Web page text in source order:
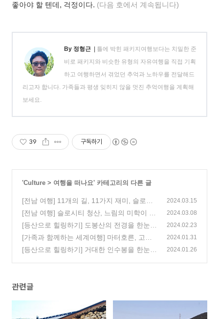
좋아야 할 텐데, 걱정이다. (다음 호에서 계속됩니다)
By 정형근 | 틀에 박힌 패키지여행보다는 치밀한 준
비로 패키지와 비슷한 유형의 자유여행을 직접 기획
하고 여행하면서 겪었던 추억과 노하우를 전달해드
리고자 합니다. 가족들과 평생 잊히지 않을 멋진 추억여행을 계획해
보세요.
39 구독하기
'Culture > 여행을 떠나요' 카테고리의 다른 글
[전남 여행] 11개의 길, 11가지 재미, 슬로길
을 따라 걷는 느림의 섬
(0)
2024.03.15
[전남 여행] 슬로시티 청산, 느림의 미학이 숨
쉬는 곳
(0)
2024.03.08
[등산으로 힐링하기] 도봉산의 전경을 한눈에
볼수있는 우이암~신선대
(0)
2024.02.23
[가족과 함께하는 세계여행] 마터호른, 고르
너그라트 전망대
(0)
2024.01.31
[등산으로 힐링하기] 거대한 인수봉을 한눈에
2024.01.26
관련글